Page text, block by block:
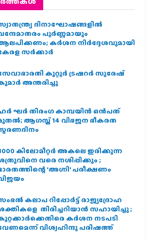
ദിനാഘോഷങ്ങളിൽ
പൂർണ്ണമായും
കർശന നിർദ്ദേശവുമായി
സർക്കാർ
കുറ്റൂർ ട്രഷറർ സുരേഷ്
അന്തരിച്ചു
ഘര്‍ തിരംഗ കാമ്പയിന്‍ ഒന്‍പത്
ആഗസ്ത് 14 വിഭജന ഭീകരത
കിലോമീറ്റർ അകലെ ഇരിക്കുന്ന
വരെ നശിപ്പിക്കും ;
‘അഗ്നി’ പരീക്ഷണം
കലാപ റിപ്പോർട്ട് രാജ്യദ്രോഹ
തിരിച്ചറിയാൻ സഹായിച്ചു ;
കർശന നടപടി
വിശ്വഹിന്ദു പരിഷത്ത്